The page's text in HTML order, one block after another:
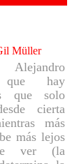
Müller
que hay
que solo
cierta
más
más lejos
ver (la